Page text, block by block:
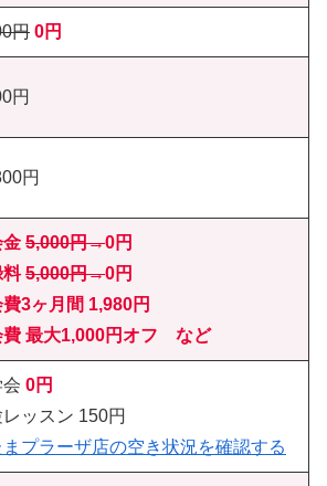
円 0円
円
円
金 5,000円→0円
料5,000円→0円
費3ヶ月間 1,980円
費 最大1,000円オフ など
会 0円
ッスン 150円
まプラーザ店の空き状況を確認する